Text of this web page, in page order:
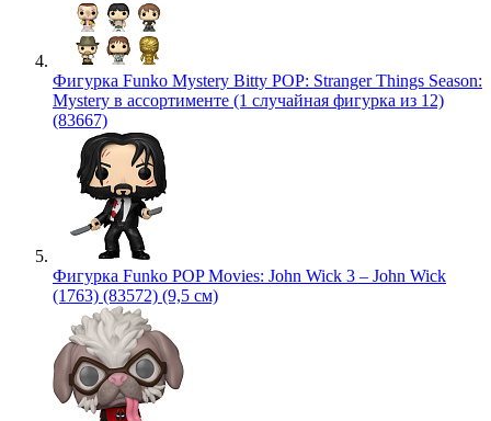
Фигурка Funko Mystery Bitty POP: Stranger Things Season:
Mystery в ассортименте (1 случайная фигурка из 12)
(83667)
Фигурка Funko POP Movies: John Wick 3 – John Wick
(1763) (83572) (9,5 см)